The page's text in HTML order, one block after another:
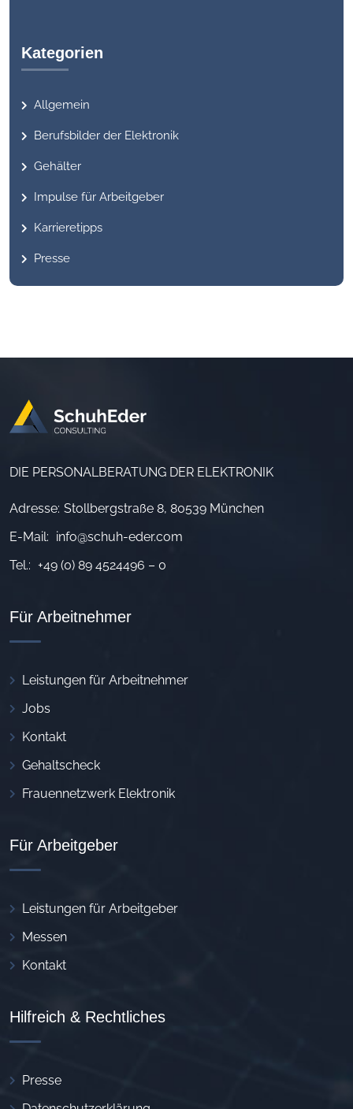
Kategorien
Allgemein
Berufsbilder der Elektronik
Gehälter
Impulse für Arbeitgeber
Karrieretipps
Presse
DIE PERSONALBERATUNG DER ELEKTRONIK
Adresse: Stollbergstraße 8, 80539 München
E-Mail: info@schuh-eder.com
Tel.: +49 (0) 89 4524496 – 0
Für Arbeitnehmer
Leistungen für Arbeitnehmer
Jobs
Kontakt
Gehaltscheck
Frauennetzwerk Elektronik
Für Arbeitgeber
Leistungen für Arbeitgeber
Messen
Kontakt
Hilfreich & Rechtliches
Presse